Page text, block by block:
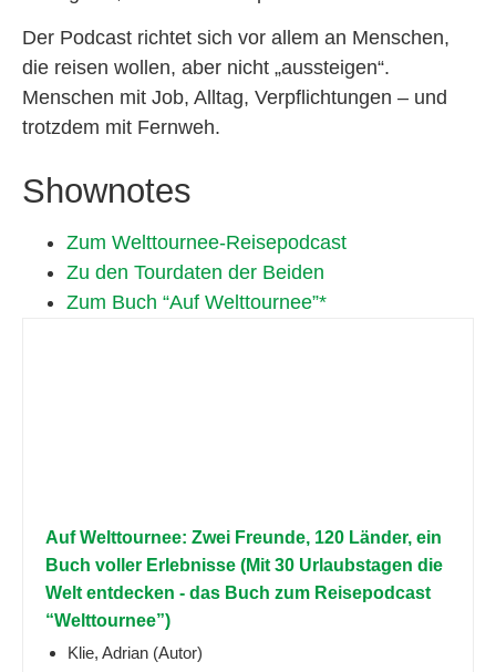
Der Podcast richtet sich vor allem an Menschen,
die reisen wollen, aber nicht „aussteigen“.
Menschen mit Job, Alltag, Verpflichtungen – und
trotzdem mit Fernweh.
Shownotes
Zum Welttournee-Reisepodcast
Zu den Tourdaten der Beiden
Zum Buch “Auf Welttournee”*
Auf Welttournee: Zwei Freunde, 120 Länder, ein
Buch voller Erlebnisse (Mit 30 Urlaubstagen die
Welt entdecken - das Buch zum Reisepodcast
“Welttournee”)
Klie, Adrian (Autor)